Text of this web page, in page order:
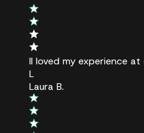
Il loved my experience at
L
Laura B.